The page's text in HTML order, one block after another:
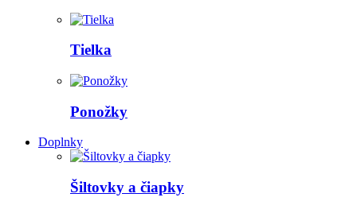
Tielka
Ponožky
Doplnky
Šiltovky a čiapky